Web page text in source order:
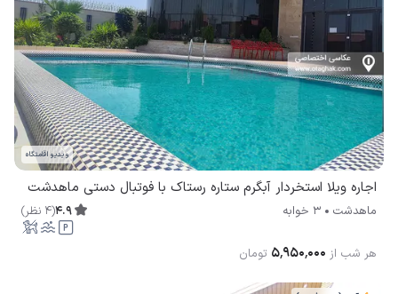
ویدیو اقامتگاه
اجاره ویلا استخردار آبگرم ستاره رستاک با فوتبال دستی ماهدشت
ماهدشت 3 خوابه 4.9
(
4 نظر)
هر شب از ۵٬۹۵۰٬۰۰۰ تومان